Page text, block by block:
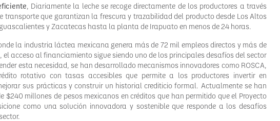
, Diariamente la leche se recoge directamente de los productores a través
transporte que garantizan la frescura y trazabilidad del producto desde Los Altos
y Zacatecas hasta la planta de Irapuato en menos de 24 horas.
la industria láctea mexicana genera más de 72 mil empleos directos y más de
el acceso al financiamiento sigue siendo uno de los principales desafíos del sector
esta necesidad, se han desarrollado mecanismos innovadores como ROSCA,
rotativo con tasas accesibles que permite a los productores invertir en
sus prácticas y construir un historial crediticio formal. Actualmente se han
$240 millones de pesos mexicanos en créditos que han permitido que el Proyecto
como una solución innovadora y sostenible que responde a los desafíos